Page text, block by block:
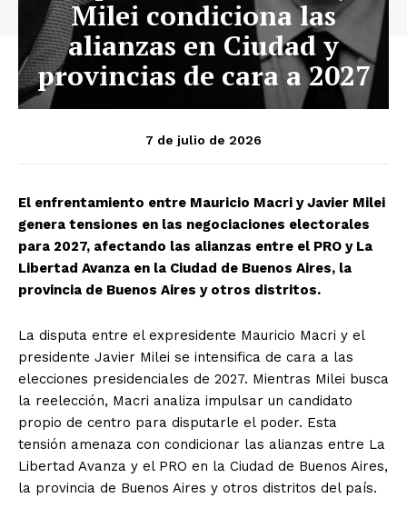
Milei condiciona las
alianzas en Ciudad y
provincias de cara a 2027
7 de julio de 2026
El enfrentamiento entre Mauricio Macri y Javier Milei
genera tensiones en las negociaciones electorales
para 2027, afectando las alianzas entre el PRO y La
Libertad Avanza en la Ciudad de Buenos Aires, la
provincia de Buenos Aires y otros distritos.
La disputa entre el expresidente Mauricio Macri y el
presidente Javier Milei se intensifica de cara a las
elecciones presidenciales de 2027. Mientras Milei busca
la reelección, Macri analiza impulsar un candidato
propio de centro para disputarle el poder. Esta
tensión amenaza con condicionar las alianzas entre La
Libertad Avanza y el PRO en la Ciudad de Buenos Aires,
la provincia de Buenos Aires y otros distritos del país.